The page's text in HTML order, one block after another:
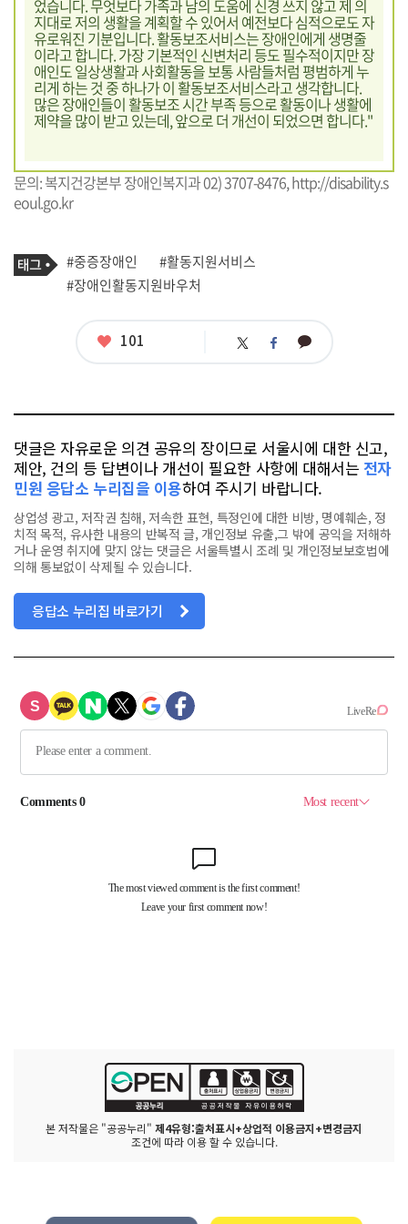
었습니다. 무엇보다 가족과 남의 도움에 신경 쓰지 않고 제 의
지대로 저의 생활을 계획할 수 있어서 예전보다 심적으로도 자
유로워진 기분입니다. 활동보조서비스는 장애인에게 생명줄
이라고 합니다. 가장 기본적인 신변처리 등도 필수적이지만 장
애인도 일상생활과 사회활동을 보통 사람들처럼 평범하게 누
리게 하는 것 중 하나가 이 활동보조서비스라고 생각합니다.
많은 장애인들이 활동보조 시간 부족 등으로 활동이나 생활에
제약을 많이 받고 있는데, 앞으로 더 개선이 되었으면 합니다."
문의: 복지건강본부 장애인복지과 02) 3707-8476,http://disability.s
eoul.go.kr
기
사
관
련
태
그
#중증장애인
#활동지원서비스
#장애인활동지원바우처
좋
101 트 페 카
댓글은 자유로운 의견 공유의 장이므로 서울시에 대한 신고,
제안, 건의 등 답변이나 개선이 필요한 사항에 대해서는 전자
민원 응답소 누리집을 이용하여 주시기 바랍니다.
상업성 광고, 저작권 침해, 저속한 표현, 특정인에 대한 비방, 명예훼손, 정
치적 목적, 유사한 내용의 반복적 글, 개인정보 유출,그 밖에 공익을 저해하
거나 운영 취지에 맞지 않는 댓글은 서울특별시 조례 및 개인정보보호법에
의해 통보없이 삭제될 수 있습니다.
응답소 누리집 바로가기
본 저작물은 "공공누리" 제4유형:출처표시+상업적 이용금지+변경금지
조건에 따라 이용 할 수 있습니다.